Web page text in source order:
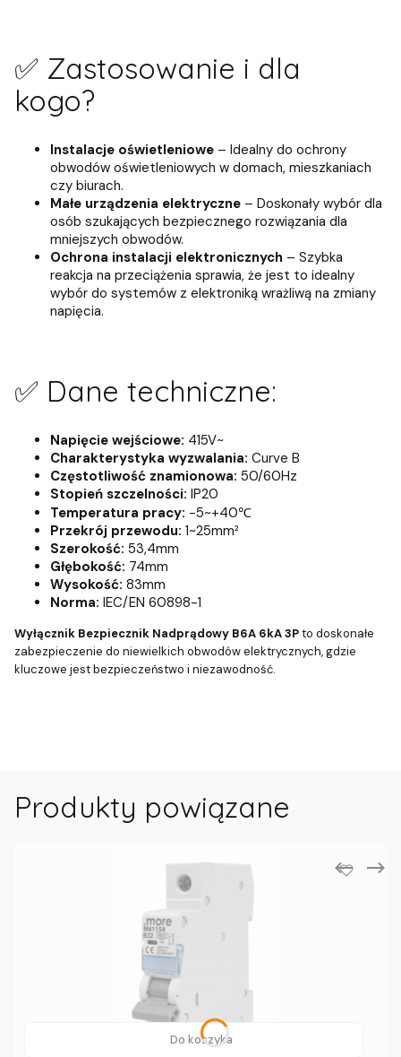
✅ Zastosowanie i dla
kogo?
Instalacje oświetleniowe – Idealny do ochrony
obwodów oświetleniowych w domach, mieszkaniach
czy biurach.
Małe urządzenia elektryczne – Doskonały wybór dla
osób szukających bezpiecznego rozwiązania dla
mniejszych obwodów.
Ochrona instalacji elektronicznych – Szybka
reakcja na przeciążenia sprawia, że jest to idealny
wybór do systemów z elektroniką wrażliwą na zmiany
napięcia.
✅ Dane techniczne:
Napięcie wejściowe: 415V~
Charakterystyka wyzwalania: Curve B
Częstotliwość znamionowa: 50/60Hz
Stopień szczelności: IP20
Temperatura pracy: -5~+40℃
Przekrój przewodu: 1~25mm²
Szerokość: 53,4mm
Głębokość: 74mm
Wysokość: 83mm
Norma: IEC/EN 60898-1
Wyłącznik Bezpiecznik Nadprądowy B6A 6kA 3Pto doskonałe
zabezpieczenie do niewielkich obwodów elektrycznych, gdzie
kluczowe jest bezpieczeństwo i niezawodność.
Produkty powiązane
Do koszyka